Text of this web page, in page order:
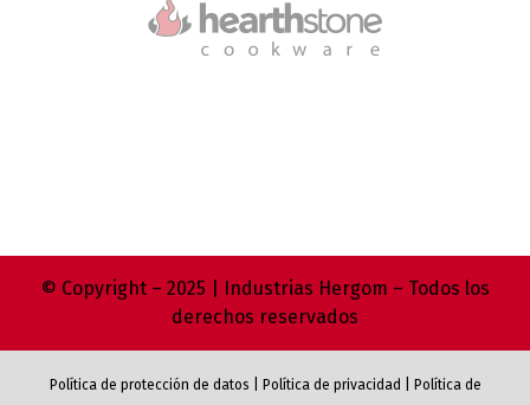
© Copyright – 2025 | Industrias Hergom – Todos los
derechos reservados
Política de protección de datos Política de privacidad
Política de